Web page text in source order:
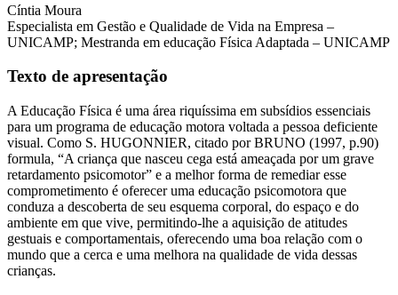
Cíntia Moura
Especialista em Gestão e Qualidade de Vida na Empresa –
UNICAMP; Mestranda em educação Física Adaptada – UNICAMP
Texto de apresentação
A Educação Física é uma área riquíssima em subsídios essenciais
para um programa de educação motora voltada a pessoa deficiente
visual. Como S. HUGONNIER, citado por BRUNO (1997, p.90)
formula, “A criança que nasceu cega está ameaçada por um grave
retardamento psicomotor” e a melhor forma de remediar esse
comprometimento é oferecer uma educação psicomotora que
conduza a descoberta de seu esquema corporal, do espaço e do
ambiente em que vive, permitindo-lhe a aquisição de atitudes
gestuais e comportamentais, oferecendo uma boa relação com o
mundo que a cerca e uma melhora na qualidade de vida dessas
crianças.